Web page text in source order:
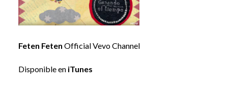
Feten Feten Official Vevo Channel
Disponible en iTunes